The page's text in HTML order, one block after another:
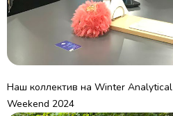
Наш коллектив на Winter Analytical
Weekend 2024